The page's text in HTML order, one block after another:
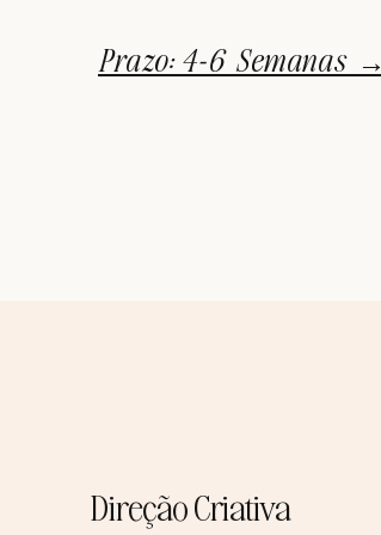
Prazo: 4-6 Semanas →
Direção Criativa